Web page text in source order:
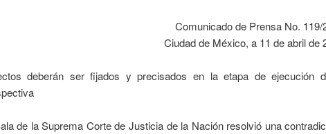
Comunicado de Prensa No. 119/
Ciudad de México, a 11 de abril de
deberán ser fijados y precisados en la etapa de ejecución
de la Suprema Corte de Justicia de la Nación resolvió una